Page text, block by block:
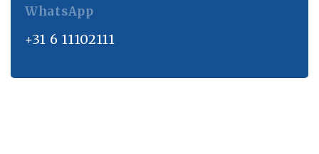
WhatsApp
+31 6 11102111